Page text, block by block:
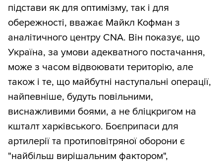
підстави як для оптимізму, так і для
обережності, вважає Майкл Кофман з
аналітичного центру CNA. Він показує, що
Україна, за умови адекватного постачання,
може з часом відвоювати територію, але
також і те, що майбутні наступальні операції,
найпевніше, будуть повільними,
виснажливими боями, а не бліцкригом на
кшталт харківського. Боєприпаси для
артилерії та протиповітряної оборони є
"найбільш вирішальним фактором",